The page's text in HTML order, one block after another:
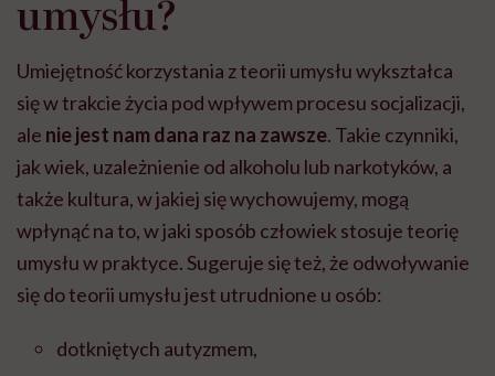
umysłu?
Umiejętność korzystania z teorii umysłu wykształca
się w trakcie życia pod wpływem procesu socjalizacji,
ale nie jest nam dana raz na zawsze. Takie czynniki,
jak wiek, uzależnienie od alkoholu lub narkotyków, a
także kultura, w jakiej się wychowujemy, mogą
wpłynąć na to, w jaki sposób człowiek stosuje teorię
umysłu w praktyce. Sugeruje się też, że odwoływanie
się do teorii umysłu jest utrudnione u osób:
dotkniętych autyzmem,